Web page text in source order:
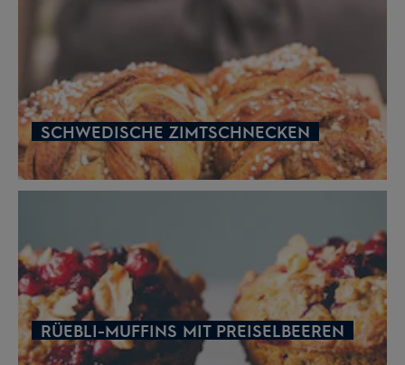
SCHWEDISCHE ZIMTSCHNECKEN
RÜEBLI-MUFFINS MIT PREISELBEEREN